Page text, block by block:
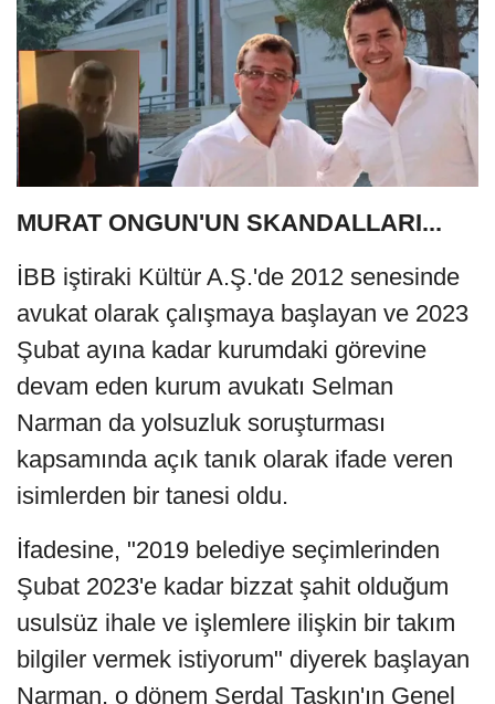
MURAT ONGUN'UN SKANDALLARI...
İBB iştiraki Kültür A.Ş.'de 2012 senesinde
avukat olarak çalışmaya başlayan ve 2023
Şubat ayına kadar kurumdaki görevine
devam eden kurum avukatı Selman
Narman da yolsuzluk soruşturması
kapsamında açık tanık olarak ifade veren
isimlerden bir tanesi oldu.
İfadesine, "2019 belediye seçimlerinden
Şubat 2023'e kadar bizzat şahit olduğum
usulsüz ihale ve işlemlere ilişkin bir takım
bilgiler vermek istiyorum" diyerek başlayan
Narman, o dönem Serdal Taşkın'ın Genel